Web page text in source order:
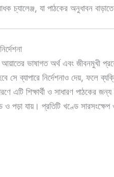
চ্যালেঞ্জ, যা পাঠকের অনুধাবন
ভাষাগত অর্থ এবং জীবনমুখী
সে ব্যাপারে নির্দেশনাও দেয়, ফলে
এটি শিক্ষার্থী ও সাধারণ পাঠকের
পড়া যায়। প্রতিটি খণ্ডে সারসংক্ষেপ